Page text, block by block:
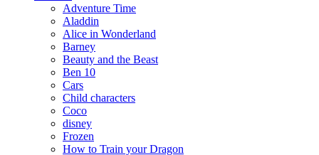
Adventure Time
Aladdin
Alice in Wonderland
Barney
Beauty and the Beast
Ben 10
Cars
Child characters
Coco
disney
Frozen
How to Train your Dragon